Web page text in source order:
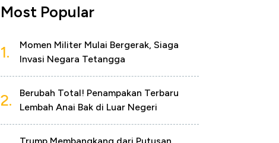
Most Popular
1.
Momen Militer Mulai Bergerak, Siaga
Invasi Negara Tetangga
2.
Berubah Total! Penampakan Terbaru
Lembah Anai Bak di Luar Negeri